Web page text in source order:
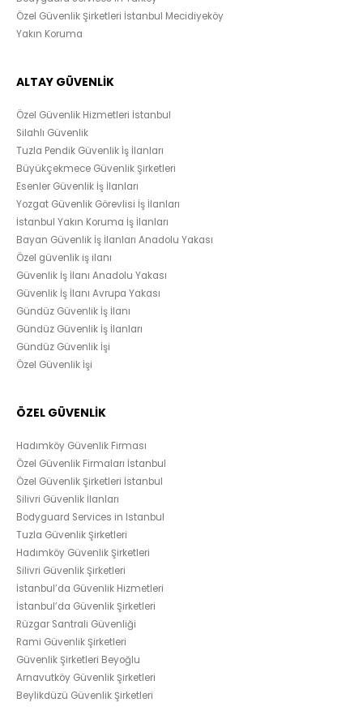
Özel Güvenlik Şirketleri İstanbul Mecidiyeköy
Yakın Koruma
ALTAY GÜVENLİK
Özel Güvenlik Hizmetleri İstanbul
Silahlı Güvenlik
Tuzla Pendik Güvenlik İş İlanları
Büyükçekmece Güvenlik Şirketleri
Esenler Güvenlik İş İlanları
Yozgat Güvenlik Görevlisi İş İlanları
İstanbul Yakın Koruma İş İlanları
Bayan Güvenlik İş İlanları Anadolu Yakası
Özel güvenlik iş ilanı
Güvenlik İş İlanı Anadolu Yakası
Güvenlik İş İlanı Avrupa Yakası
Gündüz Güvenlik İş İlanı
Gündüz Güvenlik İş İlanları
Gündüz Güvenlik İşi
Özel Güvenlik İşi
ÖZEL GÜVENLİK
Hadımköy Güvenlik Firması
Özel Güvenlik Firmaları İstanbul
Özel Güvenlik Şirketleri İstanbul
Silivri Güvenlik İlanları
Bodyguard Services in Istanbul
Tuzla Güvenlik Şirketleri
Hadımköy Güvenlik Şirketleri
Silivri Güvenlik Şirketleri
İstanbul’da Güvenlik Hizmetleri
İstanbul’da Güvenlik Şirketleri
Rüzgar Santrali Güvenliği
Rami Güvenlik Şirketleri
Güvenlik Şirketleri Beyoğlu
Arnavutköy Güvenlik Şirketleri
Beylikdüzü Güvenlik Şirketleri